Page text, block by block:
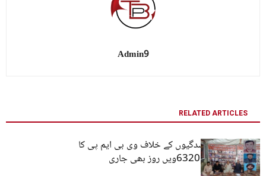
Admin9
RELATED ARTICLES
کوئٹہ: جبری گمشدگیوں کے خلاف وی بی ایم پی کا
احتجاجی کیمپ 6320ویں روز بھی جاری